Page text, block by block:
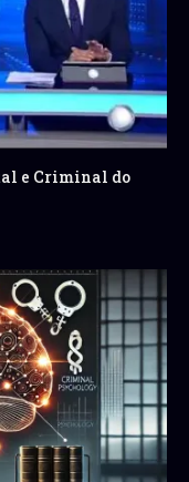
e Criminal do